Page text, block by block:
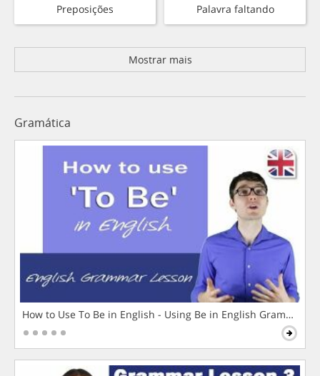
Preposições Palavra faltando
Mostrar mais
Gramática
How to Use To Be in English - Using Be in English Grammar